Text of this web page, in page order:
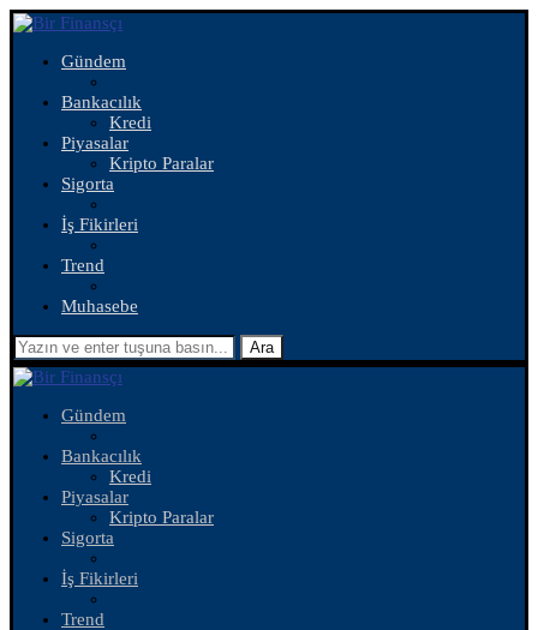
Gündem
Bankacılık
Kredi
Piyasalar
Kripto Paralar
Sigorta
İş Fikirleri
Trend
Muhasebe
Ara
Gündem
Bankacılık
Kredi
Piyasalar
Kripto Paralar
Sigorta
İş Fikirleri
Trend